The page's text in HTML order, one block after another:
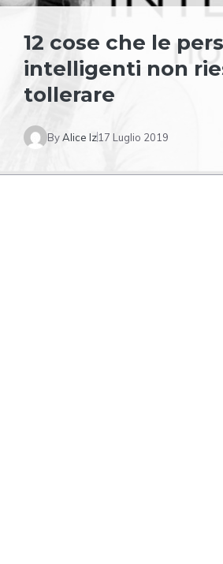
12 cose che le
intelligenti non
tollerare
ByAlice Iz17 Luglio 2019